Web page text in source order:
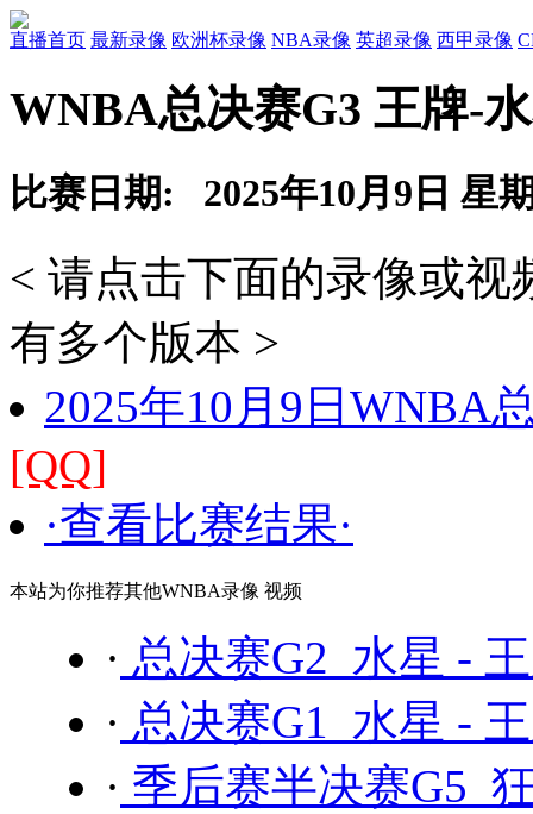
直播首页 最新录像 欧洲杯录像 NBA录像 英超录像 西甲录像
WNBA总决赛G3 王牌-
比赛日期: 2025年10月9日 星
< 请点击下面的录像或
有多个版本 >
2025年10月9日WNBA
[QQ]
·查看比赛结果·
本站为你推荐其他WNBA录像 视频
· 总决赛G2 水星 -
· 总决赛G1 水星 -
· 季后赛半决赛G5